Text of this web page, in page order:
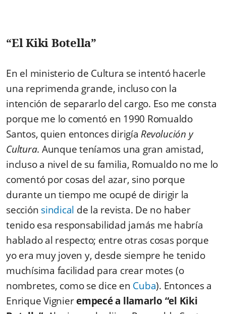
“El Kiki Botella”
En el ministerio de Cultura se intentó hacerle
una reprimenda grande, incluso con la
intención de separarlo del cargo. Eso me consta
porque me lo comentó en 1990 Romualdo
Santos, quien entonces dirigía Revolución y
Cultura. Aunque teníamos una gran amistad,
incluso a nivel de su familia, Romualdo no me lo
comentó por cosas del azar, sino porque
durante un tiempo me ocupé de dirigir la
sección sindical de la revista. De no haber
tenido esa responsabilidad jamás me habría
hablado al respecto; entre otras cosas porque
yo era muy joven y, desde siempre he tenido
muchísima facilidad para crear motes (o
nombretes, como se dice en Cuba). Entonces a
Enrique Vignierempecé a llamarlo “el Kiki